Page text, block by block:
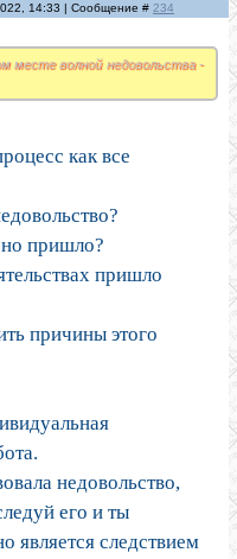
14:33 | Сообщение # 234
месте волной недовольства -
как все
пришло?
пришло
причины этого
недовольство,
его и ты
является следствием